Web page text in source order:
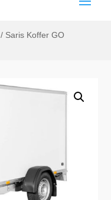
/ Saris Koffer GO